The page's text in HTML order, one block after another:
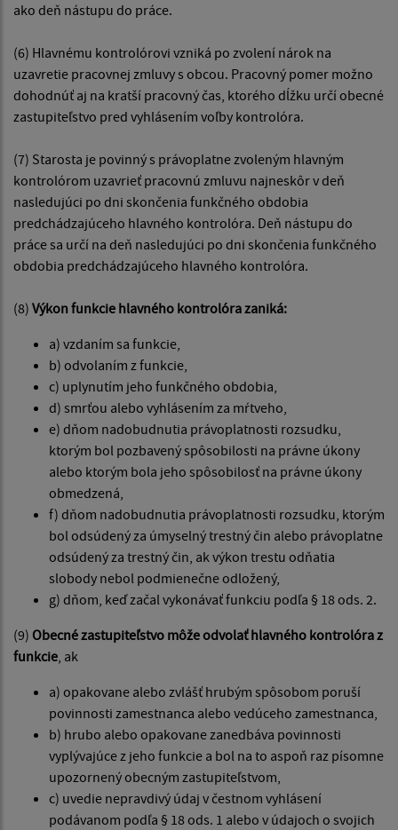
ako deň nástupu do práce.
(6) Hlavnému kontrolórovi vzniká po zvolení nárok na
uzavretie pracovnej zmluvy s obcou. Pracovný pomer možno
dohodnúť aj na kratší pracovný čas, ktorého dĺžku určí obecné
zastupiteľstvo pred vyhlásením voľby kontrolóra.
(7) Starosta je povinný s právoplatne zvoleným hlavným
kontrolórom uzavrieť pracovnú zmluvu najneskôr v deň
nasledujúci po dni skončenia funkčného obdobia
predchádzajúceho hlavného kontrolóra. Deň nástupu do
práce sa určí na deň nasledujúci po dni skončenia funkčného
obdobia predchádzajúceho hlavného kontrolóra.
(8) Výkon funkcie hlavného kontrolóra zaniká:
a) vzdaním sa funkcie,
b) odvolaním z funkcie,
c) uplynutím jeho funkčného obdobia,
d) smrťou alebo vyhlásením za mŕtveho,
e) dňom nadobudnutia právoplatnosti rozsudku,
ktorým bol pozbavený spôsobilosti na právne úkony
alebo ktorým bola jeho spôsobilosť na právne úkony
obmedzená,
f) dňom nadobudnutia právoplatnosti rozsudku, ktorým
bol odsúdený za úmyselný trestný čin alebo právoplatne
odsúdený za trestný čin, ak výkon trestu odňatia
slobody nebol podmienečne odložený,
g) dňom, keď začal vykonávať funkciu podľa § 18 ods. 2.
(9) Obecné zastupiteľstvo môže odvolať hlavného kontrolóra z
funkcie, ak
a) opakovane alebo zvlášť hrubým spôsobom poruší
povinnosti zamestnanca alebo vedúceho zamestnanca,
b) hrubo alebo opakovane zanedbáva povinnosti
vyplývajúce z jeho funkcie a bol na to aspoň raz písomne
upozornený obecným zastupiteľstvom,
c) uvedie nepravdivý údaj v čestnom vyhlásení
podávanom podľa § 18 ods. 1 alebo v údajoch o svojich